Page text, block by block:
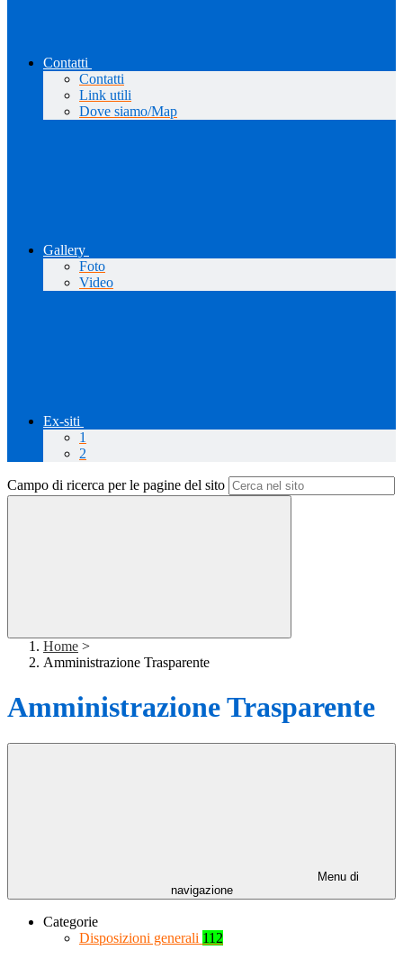
Contatti
Contatti
Link utili
Dove siamo/Map
Gallery
Foto
Video
Ex-siti
1
2
Campo di ricerca per le pagine del sito
Home >
Amministrazione Trasparente
Amministrazione Trasparente
Menu di
navigazione
Categorie
Disposizioni generali 112